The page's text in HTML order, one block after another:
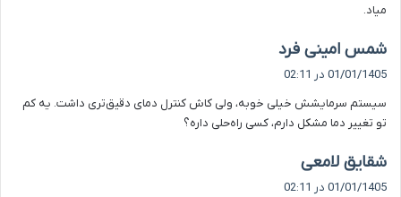
میاد.
شمس امینی فرد
:
01/01/1405 در 02:11
سیستم سرمایشش خیلی خوبه، ولی کاش کنترل دمای دقیق‌تری داشت. یه کم
تو تغییر دما مشکل دارم، کسی راه‌حلی داره؟
شقایق لامعی
ف
01/01/1405 در 02:11